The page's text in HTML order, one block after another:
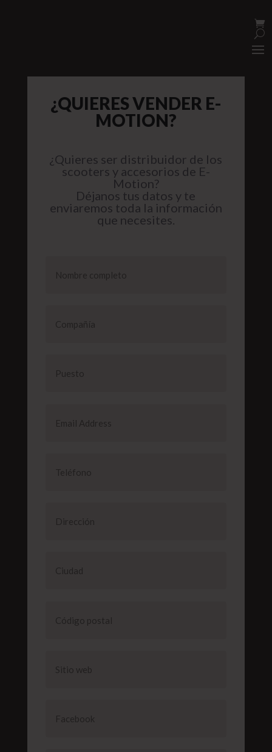
¿QUIERES VENDER E-
MOTION?
¿Quieres ser distribuidor de los
scooters y accesorios de E-
Motion?
Déjanos tus datos y te
enviaremos toda la información
que necesites.